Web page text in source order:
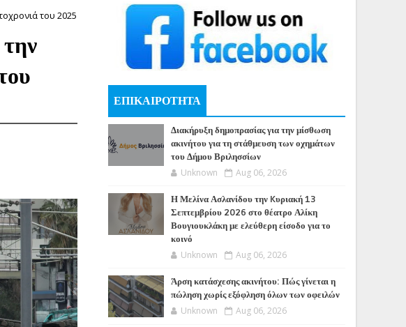
του 2025
ΕΠΙΚΑΙΡΟΤΗΤΑ
Διακήρυξη δημοπρασίας για την μίσθωση
ακινήτου για τη στάθμευση των οχημάτων
του Δήμου Βριλησσίων
Unknown Aug 06, 2026
Η Μελίνα Ασλανίδου την Kυριακή 13
Σεπτεμβρίου 2026 στο θέατρο Αλίκη
Βουγιουκλάκη με ελεύθερη είσοδο για το
κοινό
Unknown Aug 06, 2026
Άρση κατάσχεσης ακινήτου: Πώς γίνεται η
πώληση χωρίς εξόφληση όλων των οφειλών
Unknown Aug 06, 2026